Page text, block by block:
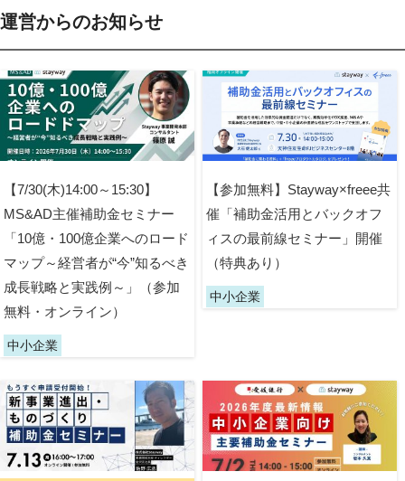
運営からのお知らせ
【7/30(木)14:00～15:30】
MS&AD主催補助金セミナー
「10億・100億企業へのロード
マップ～経営者が“今”知るべき
成長戦略と実践例～」（参加
無料・オンライン）
中小企業
【参加無料】Stayway×freee共
催「補助金活用とバックオフ
ィスの最前線セミナー」開催
（特典あり）
中小企業